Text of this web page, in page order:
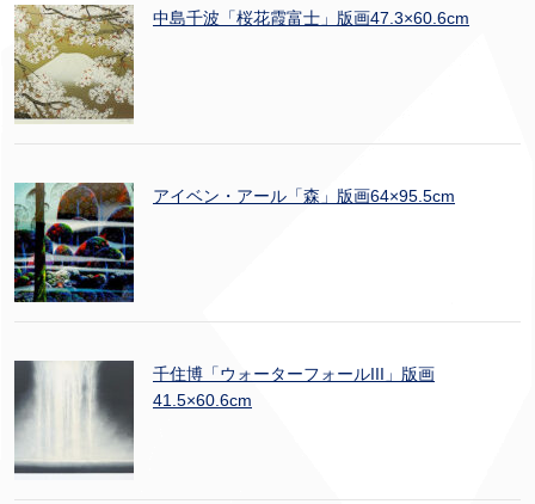
中島千波「桜花霞富士」版画47.3×60.6cm
アイベン・アール「森」版画64×95.5cm
千住博「ウォーターフォールIII」版画
41.5×60.6cm